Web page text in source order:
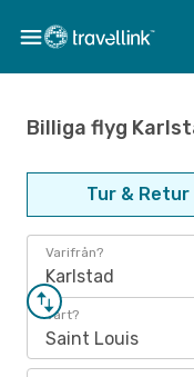
Billiga flyg
Tur & Retur
Varifrån?
Karlstad
Vart?
Saint Louis